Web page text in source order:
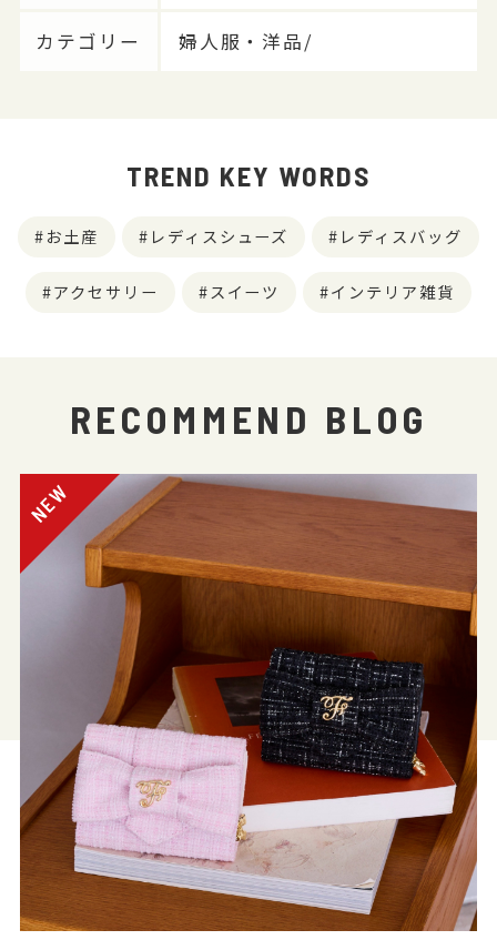
カテゴリー 婦人服・洋品/
TREND KEY WORDS
お土産 レディスシューズ レディスバッグ
アクセサリー スイーツ インテリア雑貨
RECOMMEND BLOG